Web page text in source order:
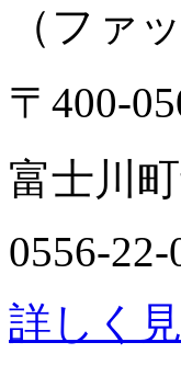
（ファ
〒400-
富士川
0556-22-
詳しく